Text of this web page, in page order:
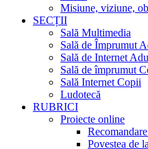
Misiune, viziune,
SECȚII
Sală Multimedia
Sală de Împrumut
Sală de Internet
Sală de împrumut
Sală Internet Copii
Ludotecă
RUBRICI
Proiecte online
Povestea de